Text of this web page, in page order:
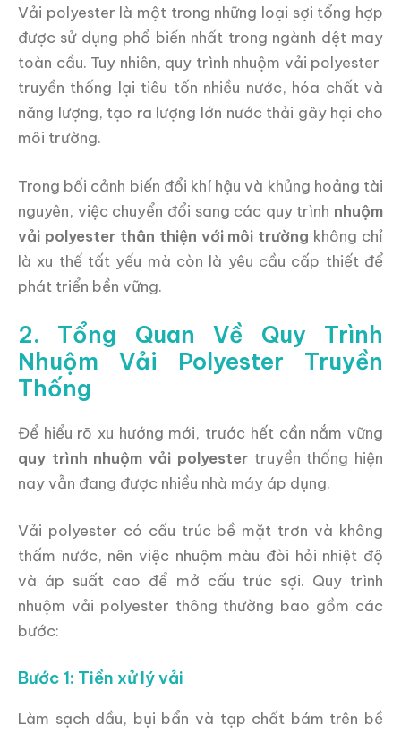
Vải polyester là một trong những loại sợi tổng hợp
được sử dụng phổ biến nhất trong ngành dệt may
toàn cầu. Tuy nhiên, quy trình nhuộm vải polyester
truyền thống lại tiêu tốn nhiều nước, hóa chất và
năng lượng, tạo ra lượng lớn nước thải gây hại cho
môi trường.
Trong bối cảnh biến đổi khí hậu và khủng hoảng tài
nguyên, việc chuyển đổi sang các quy trình nhuộm
vải polyester thân thiện với môi trường không chỉ
là xu thế tất yếu mà còn là yêu cầu cấp thiết để
phát triển bền vững.
2. Tổng Quan Về Quy Trình
Nhuộm Vải Polyester Truyền
Thống
Để hiểu rõ xu hướng mới, trước hết cần nắm vững
quy trình nhuộm vải polyestertruyền thống hiện
nay vẫn đang được nhiều nhà máy áp dụng.
Vải polyester có cấu trúc bề mặt trơn và không
thấm nước, nên việc nhuộm màu đòi hỏi nhiệt độ
và áp suất cao để mở cấu trúc sợi. Quy trình
nhuộm vải polyester thông thường bao gồm các
bước:
Bước 1: Tiền xử lý vải
Làm sạch dầu, bụi bẩn và tạp chất bám trên bề